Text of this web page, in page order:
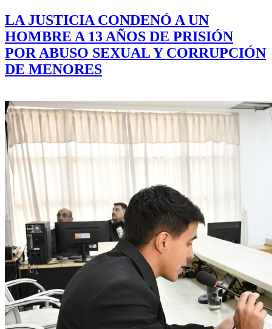
LA JUSTICIA CONDENÓ A UN
HOMBRE A 13 AÑOS DE PRISIÓN
POR ABUSO SEXUAL Y CORRUPCIÓN
DE MENORES